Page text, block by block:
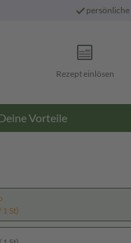
persönliche
Rezept einlösen
Vorteile
1 St)